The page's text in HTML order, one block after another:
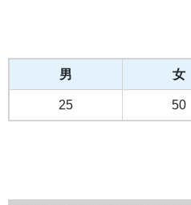
男 女
25 50